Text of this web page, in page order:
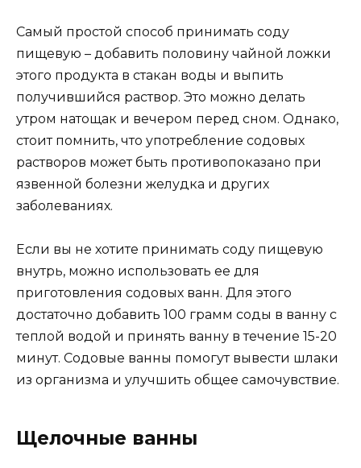
Самый простой способ принимать соду
пищевую – добавить половину чайной ложки
этого продукта в стакан воды и выпить
получившийся раствор. Это можно делать
утром натощак и вечером перед сном. Однако,
стоит помнить, что употребление содовых
растворов может быть противопоказано при
язвенной болезни желудка и других
заболеваниях.
Если вы не хотите принимать соду пищевую
внутрь, можно использовать ее для
приготовления содовых ванн. Для этого
достаточно добавить 100 грамм соды в ванну с
теплой водой и принять ванну в течение 15-20
минут. Содовые ванны помогут вывести шлаки
из организма и улучшить общее самочувствие.
Щелочные ванны